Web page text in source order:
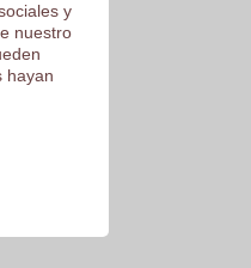
y
nuestro
hayan